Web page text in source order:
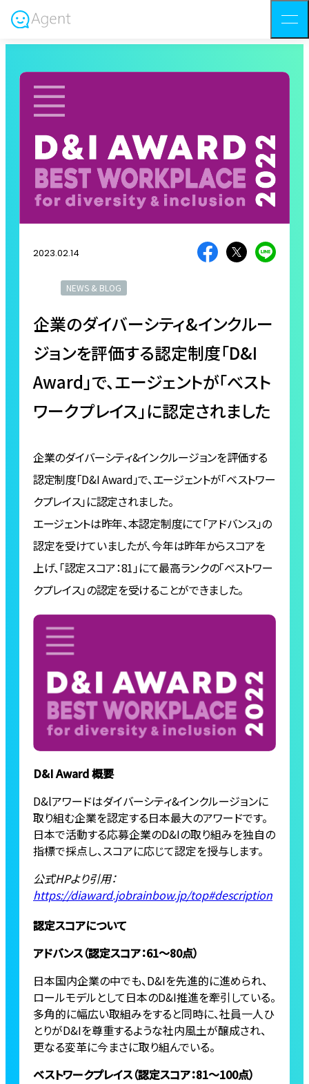
2023.02.14
NEWS & BLOG
企業のダイバーシティ&インクルー
ジョンを評価する認定制度「D&I
Award」で、エージェントが「べスト
ワークプレイス」に認定されました
企業のダイバーシティ&インクルージョンを評価する
認定制度「D&I Award」で、エージェントが「ベストワー
クプレイス」に認定されました。
エージェントは昨年、本認定制度にて「アドバンス」の
認定を受けていましたが、今年は昨年からスコアを
上げ、「認定スコア：81」にて最高ランクの「べストワー
クプレイス」の認定を受けることができました。
D&I Award 概要
D&lアワードはダイバーシティ&インクルージョンに
取り組む企業を認定する日本最大のアワードです。
日本で活動する応募企業のD&Iの取り組みを独自の
指標で採点し、スコアに応じて認定を授与します。
公式HPより引用：
https://diaward.jobrainbow.jp/top#description
認定スコアについて
アドバンス（認定スコア：61〜80点）
日本国内企業の中でも、D&Iを先進的に進められ、
ロールモデルとして日本のD&I推進を牽引している。
多角的に幅広い取組みをすると同時に、社員一人ひ
とりがD&Iを尊重するような社内風土が醸成され、
更なる変革に今まさに取り組んでいる。
ベストワークプレイス（認定スコア：81〜100点）